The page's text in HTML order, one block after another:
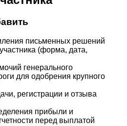
письменных решений
(форма, дата,
генерального
для одобрения крупного
регистрации и отзыва
прибыли и
перед выплатой